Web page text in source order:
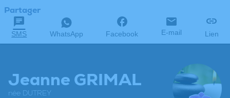
Partager
SMS WhatsApp Facebook E-mail Lien
Jeanne GRIMAL
née DUTREY